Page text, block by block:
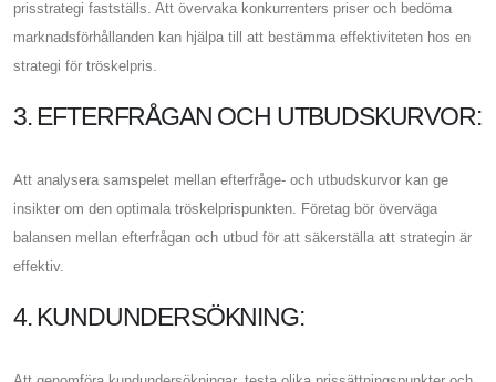
prisstrategi fastställs. Att övervaka konkurrenters priser och bedöma
marknadsförhållanden kan hjälpa till att bestämma effektiviteten hos en
strategi för tröskelpris.
3. EFTERFRÅGAN OCH UTBUDSKURVOR:
Att analysera samspelet mellan efterfråge- och utbudskurvor kan ge
insikter om den optimala tröskelprispunkten. Företag bör överväga
balansen mellan efterfrågan och utbud för att säkerställa att strategin är
effektiv.
4. KUNDUNDERSÖKNING: